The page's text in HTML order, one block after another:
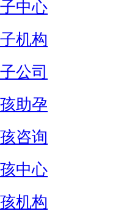
中心
机构
公司
助孕
咨询
中心
机构